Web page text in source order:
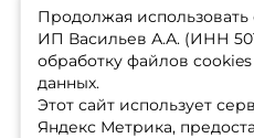
Продолжая использовать
ИП Васильев А.А. (ИНН
обработку файлов
данных.
Этот сайт использует
Яндекс Метрика,